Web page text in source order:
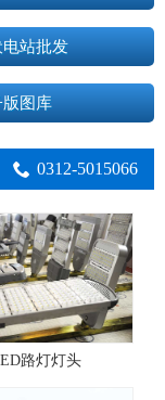
电站批发
版图库
0312-5015066
路灯灯头